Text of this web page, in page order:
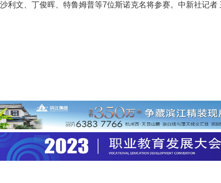
沙利文、丁俊晖、特鲁姆普等7位斯诺克名将参赛。中新社记者